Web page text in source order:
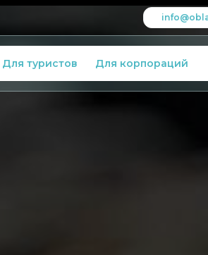
Для туристов Для корпораций